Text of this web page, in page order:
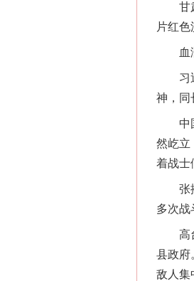
甘肃
片红
血洒
习近
神，同
中国
然屹立
着战士
张掖
多次战
高台
县政府
敌人集